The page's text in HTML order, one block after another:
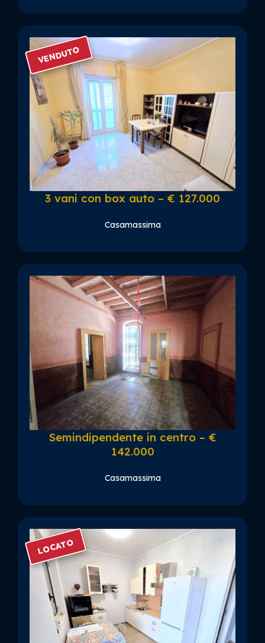
VENDUTO
3 vani con box auto – € 127.000
Casamassima
Semindipendente in centro – €
142.000
Casamassima
LOCATO